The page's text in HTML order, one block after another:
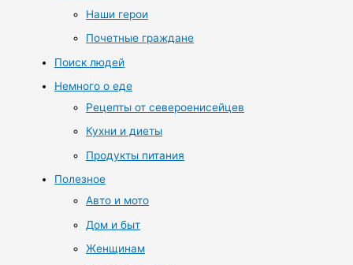
Наши герои
Почетные граждане
Поиск людей
Немного о еде
Рецепты от североенисейцев
Кухни и диеты
Продукты питания
Полезное
Авто и мото
Дом и быт
Женщинам